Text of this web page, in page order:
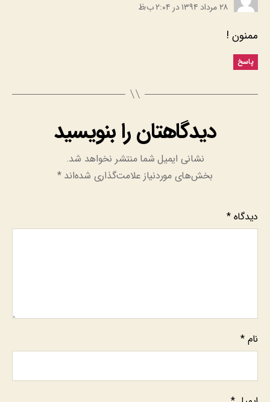
۲۸ مرداد ۱۳۹۴ در ۲:۰۴ ب٫ظ
ممنون !
پاسخ
دیدگاهتان را بنویسید
نشانی ایمیل شما منتشر نخواهد شد.
بخش‌های موردنیاز علامت‌گذاری شده‌اند*
دیدگاه*
نام *